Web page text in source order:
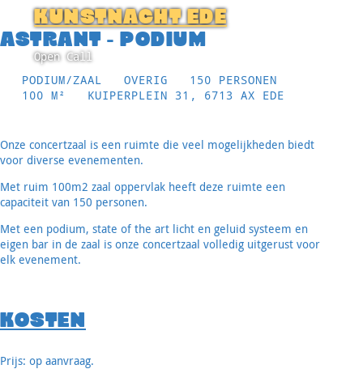
KUNSTNACHT EDE
Open Call
ASTRANT - PODIUM
PODIUM/ZAAL OVERIG
150 PERSONEN
100 M²
KUIPERPLEIN 31, 6713 AX EDE
Onze concertzaal is een ruimte die veel mogelijkheden biedt
voor diverse evenementen.
Met ruim 100m2 zaal oppervlak heeft deze ruimte een
capaciteit van 150 personen.
Met een podium, state of the art licht en geluid systeem en
eigen bar in de zaal is onze concertzaal volledig uitgerust voor
elk evenement.
KOSTEN
Prijs: op aanvraag.